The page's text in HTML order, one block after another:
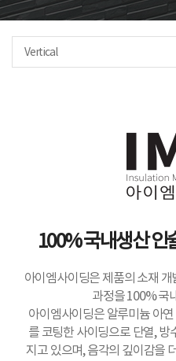
Vertical
100% 국내생산 인
아이엠사이딩은 제품의 소재
과정을 100% 국
아이엠사이딩은 알루미늄 아
를 코팅한 사이딩으로 단열, 방
지고 있으며, 음각의 깊이감을